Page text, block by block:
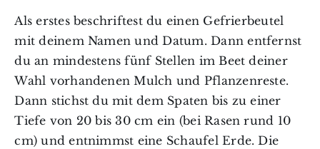
Als erstes beschriftest du einen Gefrierbeutel
mit deinem Namen und Datum. Dann entfernst
du an mindestens fünf Stellen im Beet deiner
Wahl vorhandenen Mulch und Pflanzenreste.
Dann stichst du mit dem Spaten bis zu einer
Tiefe von 20 bis 30 cm ein (bei Rasen rund 10
cm) und entnimmst eine Schaufel Erde. Die